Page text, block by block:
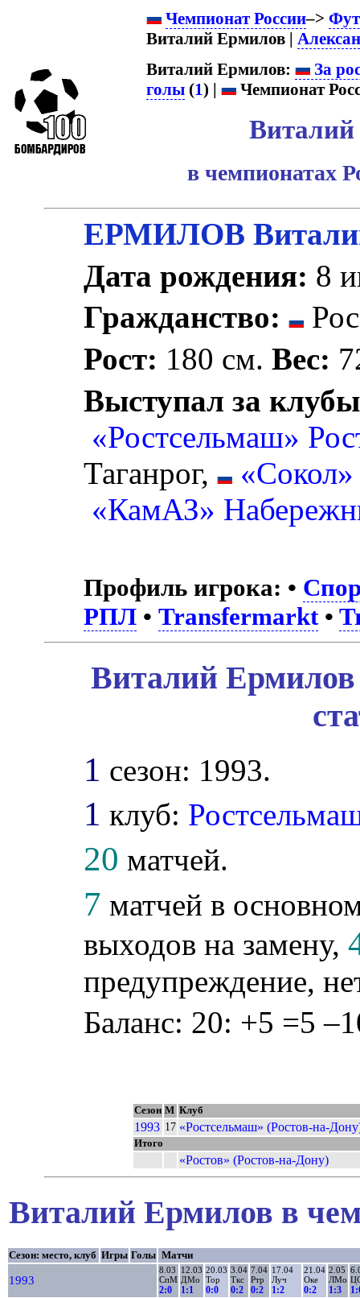
Чемпионат России–>
Виталий Ермилов |
Виталий Ермилов:
За
голы (1) | Чемпионат
в чемпионатах
ЕРМИЛОВ
Дата рождения: 8
Гражданство:
Рост: 180 см.Вес:
Выступал за
«Ростсельмаш»
Таганрог,
«КамАЗ»
Профиль игрока: •
РПЛ •Transfermarkt•
Виталий Ермилов
1 сезон: 1993.
1 клуб:
20 матчей.
7 матчей в
выходов на замену,
предупреждение,
Баланс: 20: +5 =5
Сезон М Клуб
1993 17 «Ростсельмаш» (Ростов-на-
Итого
«Ростов» (Ростов-на-Дону)
Виталий Ермилов в
Сезон: место, клуб Игры Голы Матчи
1993
8.03
СпМ
2:0
12.03
ДМо
1:1
20.03
Тор
0:0
3.04
Ткс
0:2
7.04
Ртр
0:2
17.04
Луч
1:2
21.04
Оке
0:2
2.05
ЛМо
1:3